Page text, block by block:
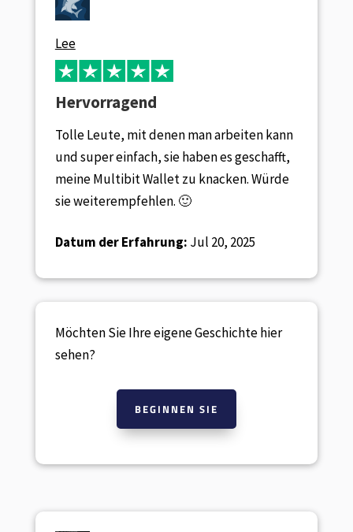
Lee
Hervorragend
Tolle Leute, mit denen man arbeiten kann
und super einfach, sie haben es geschafft,
meine Multibit Wallet zu knacken. Würde
sie weiterempfehlen. 🙂
Datum der Erfahrung: Jul 20, 2025
Möchten Sie Ihre eigene Geschichte hier
sehen?
BEGINNEN SIE